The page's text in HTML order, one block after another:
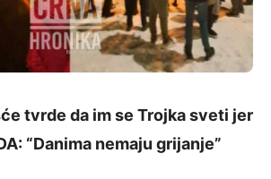
tvrde da im se Trojka sveti jer
“Danima nemaju grijanje”